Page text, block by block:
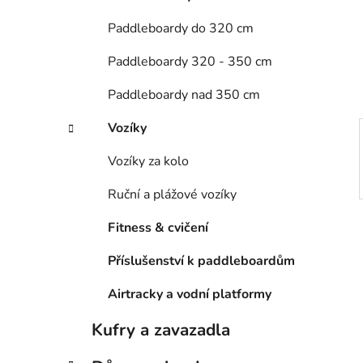
e
Paddleboardy do 320 cm
Paddleboardy 320 - 350 cm
Paddleboardy nad 350 cm
Vozíky
Vozíky za kolo
Ruční a plážové vozíky
Fitness & cvičení
Příslušenství k paddleboardům
Airtracky a vodní platformy
Kufry a zavazadla